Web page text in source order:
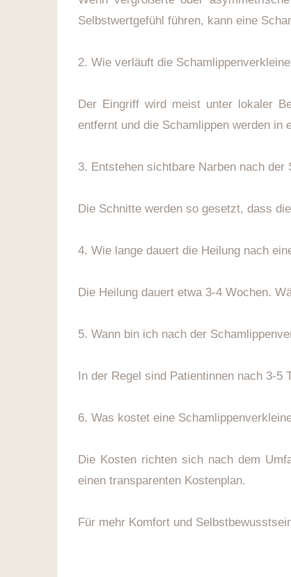
Selbstwertgefühl führen, kann eine
2. Wie verläuft die
Der Eingriff wird meist unter lokaler
entfernt und die Schamlippen werden in
3. Entstehen sichtbare Narben nach der
Die Schnitte werden so gesetzt, dass
4. Wie lange dauert die Heilung nach
Die Heilung dauert etwa 3-4 Wochen.
5. Wann bin ich nach der
In der Regel sind Patientinnen nach 3-5
6. Was kostet eine
Die Kosten richten sich nach dem
einen transparenten Kostenplan.
Für mehr Komfort und